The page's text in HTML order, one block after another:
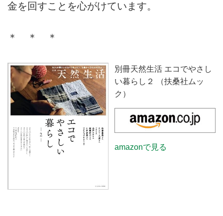
金を回すことを心がけています。
＊ ＊ ＊
別冊天然生活 エコでやさし
い暮らし２ （扶桑社ムッ
ク）
amazonで見る